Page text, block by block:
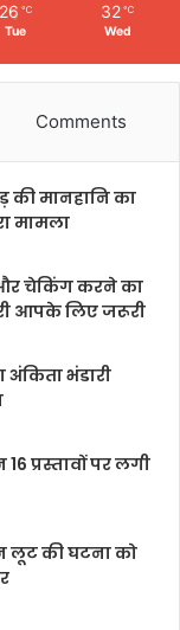
26 ℃
Tue
32 ℃
Wed
Comments
की मानहानि का
मामला
चेकिंग करने का
आपके लिए जरूरी
भंडारी
प्रस्तावों पर लगी
लूट की घटना को